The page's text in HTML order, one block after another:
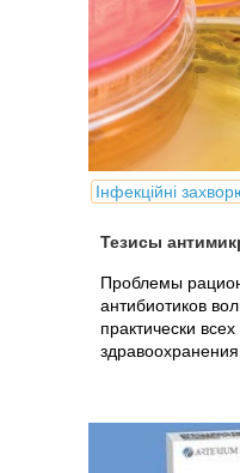
Інфекційні
Тезисы
Проблемы
антибиотиков
практически
здравоохранения.